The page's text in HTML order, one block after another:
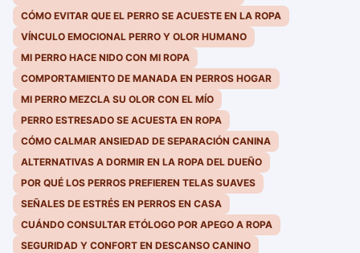
CÓMO EVITAR QUE EL PERRO SE ACUESTE EN LA ROPA
VÍNCULO EMOCIONAL PERRO Y OLOR HUMANO
MI PERRO HACE NIDO CON MI ROPA
COMPORTAMIENTO DE MANADA EN PERROS HOGAR
MI PERRO MEZCLA SU OLOR CON EL MÍO
PERRO ESTRESADO SE ACUESTA EN ROPA
CÓMO CALMAR ANSIEDAD DE SEPARACIÓN CANINA
ALTERNATIVAS A DORMIR EN LA ROPA DEL DUEÑO
POR QUÉ LOS PERROS PREFIEREN TELAS SUAVES
SEÑALES DE ESTRÉS EN PERROS EN CASA
CUÁNDO CONSULTAR ETÓLOGO POR APEGO A ROPA
SEGURIDAD Y CONFORT EN DESCANSO CANINO